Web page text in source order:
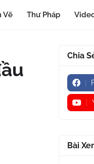
Vẽ Thư Pháp
Chia
Bài